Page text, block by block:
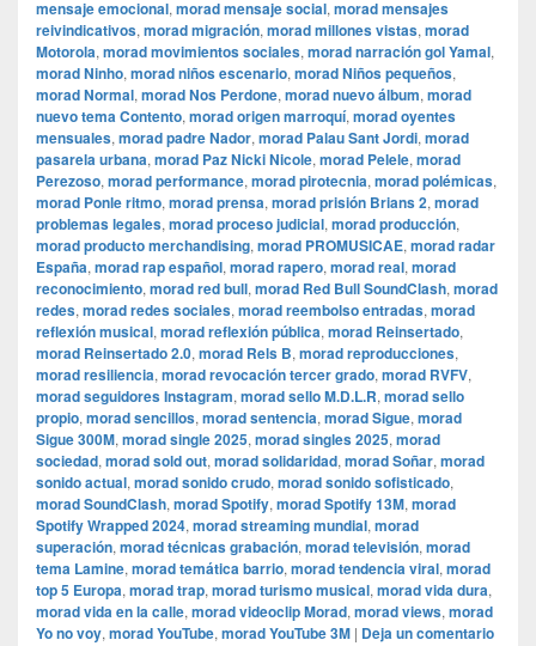
mensaje emocional, morad mensaje social, morad mensajes
reivindicativos, morad migración, morad millones vistas, morad
Motorola, morad movimientos sociales, morad narración gol Yamal,
morad Ninho, morad niños escenario, morad Niños pequeños,
morad Normal, morad Nos Perdone, morad nuevo álbum, morad
nuevo tema Contento, morad origen marroquí, morad oyentes
mensuales, morad padre Nador, morad Palau Sant Jordi, morad
pasarela urbana, morad Paz Nicki Nicole, morad Pelele, morad
Perezoso, morad performance, morad pirotecnia, morad polémicas,
morad Ponle ritmo, morad prensa, morad prisión Brians 2, morad
problemas legales, morad proceso judicial, morad producción,
morad producto merchandising, morad PROMUSICAE, morad radar
España, morad rap español, morad rapero, morad real, morad
reconocimiento, morad red bull, morad Red Bull SoundClash, morad
redes, morad redes sociales, morad reembolso entradas, morad
reflexión musical, morad reflexión pública, morad Reinsertado,
morad Reinsertado 2.0, morad Rels B, morad reproducciones,
morad resiliencia, morad revocación tercer grado, morad RVFV,
morad seguidores Instagram, morad sello M.D.L.R, morad sello
propio, morad sencillos, morad sentencia, morad Sigue, morad
Sigue 300M, morad single 2025, morad singles 2025, morad
sociedad, morad sold out, morad solidaridad, morad Soñar, morad
sonido actual, morad sonido crudo, morad sonido sofisticado,
morad SoundClash, morad Spotify, morad Spotify 13M, morad
Spotify Wrapped 2024, morad streaming mundial, morad
superación, morad técnicas grabación, morad televisión, morad
tema Lamine, morad temática barrio, morad tendencia viral, morad
top 5 Europa, morad trap, morad turismo musical, morad vida dura,
morad vida en la calle, morad videocli‏p Morad, morad views, morad
Yo no voy, morad YouTube, morad YouTube 3M | Deja un comentario